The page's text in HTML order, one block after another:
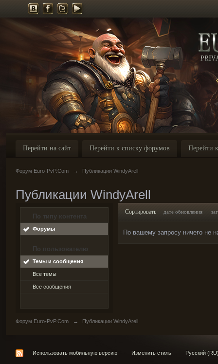
Перейти на сайт Перейти к списку форумов Перейти
Форум Euro-PvP.Com → Публикации WindyArell
Публикации WindyArell
По типу контента
Форумы
По пользователю
Темы и сообщения
Все темы
Все сообщения
Сортировать дате обновления
По вашему запросу ничего не
Форум Euro-PvP.Com → Публикации WindyArell
Использовать мобильную версию Изменить стиль Русский